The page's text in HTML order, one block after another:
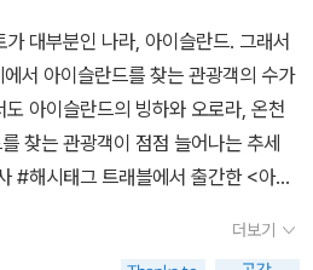
대부분인 나라, 아이슬란드. 그래서
서 아이슬란드를 찾는 관광객의 수가
아이슬란드의 빙하와 오로라, 온천
찾는 관광객이 점점 늘어나는 추세
#해시태그 트래블에서 출간한 <아이
있다. 아이슬란드에 대해서는 알려진
더보기